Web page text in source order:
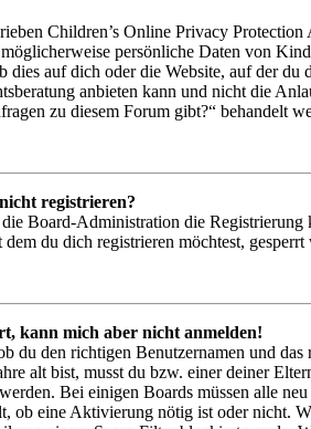
Children’s Online Privacy
persönliche Daten von
dies auf dich oder die Website, auf der
anbieten kann und nicht die
zu diesem Forum gibt?“ behandelt
registrieren?
Board-Administration die Registrierung
dem du dich registrieren möchtest,
kann mich aber nicht anmelden!
du den richtigen Benutzernamen und
alt bist, musst du bzw. einer deiner
Bei einigen Boards müssen alle
ob eine Aktivierung nötig ist oder nicht.